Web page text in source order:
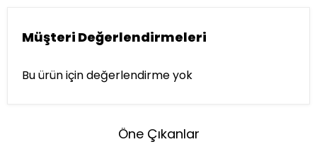
Müşteri Değerlendirmeleri
Bu ürün için değerlendirme yok
Öne Çıkanlar